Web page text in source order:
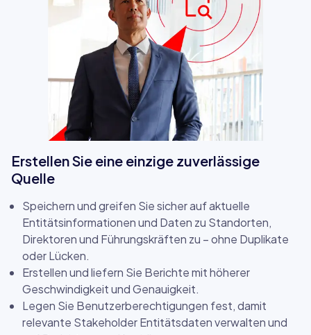
Erstellen Sie eine einzige zuverlässige
Quelle
Speichern und greifen Sie sicher auf aktuelle
Entitätsinformationen und Daten zu Standorten,
Direktoren und Führungskräften zu – ohne Duplikate
oder Lücken.
Erstellen und liefern Sie Berichte mit höherer
Geschwindigkeit und Genauigkeit.
Legen Sie Benutzerberechtigungen fest, damit
relevante Stakeholder Entitätsdaten verwalten und